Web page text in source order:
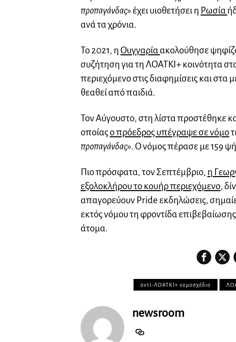
προπαγάνδας» έχει υιοθετήσει η Ρωσία
ανά τα χρόνια.
Το 2021, ηΟυγγαρίαακολούθησε
συζήτηση για τη ΛΟΑΤΚΙ+ κοινότητα
περιεχόμενο στις διαφημίσεις και
θεαθεί από παιδιά.
Τον Αύγουστο, στη λίστα προστέθηκε
οποίαςο πρόεδρος υπέγραψε σε νόμο
προπαγάνδας». Ο νόμος πέρασε με 159
Πιο πρόσφατα, τον Σεπτέμβριο, η
εξολοκλήρου το κουήρ περιεχόμενο,
απαγορεύουν Pride εκδηλώσεις,
εκτός νόμου τη φροντίδα
άτομα.
αντί-ΛΟΑΤΚΙ+ νομοσχέδιο
newsroom